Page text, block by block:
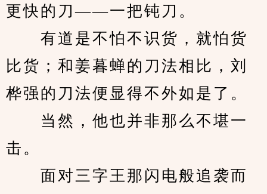
更快的刀——一把钝刀。
有道是不怕不识货，就怕货
比货；和姜暮蝉的刀法相比，刘
桦强的刀法便显得不外如是了。
当然，他也并非那么不堪一
击。
面对三字王那闪电般追袭而